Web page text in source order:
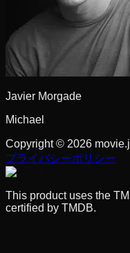
Javier Morgade
Michael
Copyright © 2026
プライバシーポリシー
This product uses the
certified by TMDB.